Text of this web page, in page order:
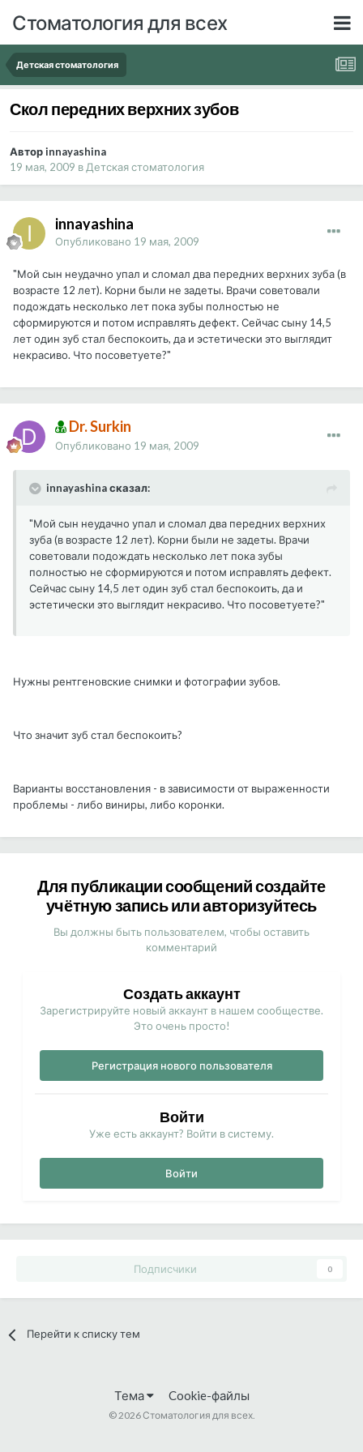
Стоматология для всех
Детская стоматология
Скол передних верхних зубов
Автор innayashina
19 мая, 2009 вДетская стоматология
innayashina
Опубликовано 19 мая, 2009
"Мой сын неудачно упал и сломал два передних верхних зуба (в
возрасте 12 лет). Корни были не задеты. Врачи советовали
подождать несколько лет пока зубы полностью не
сформируются и потом исправлять дефект. Сейчас сыну 14,5
лет один зуб стал беспокоить, да и эстетически это выглядит
некрасиво. Что посоветуете?"
Dr. Surkin
Опубликовано 19 мая, 2009
innayashina сказал:
"Мой сын неудачно упал и сломал два передних верхних
зуба (в возрасте 12 лет). Корни были не задеты. Врачи
советовали подождать несколько лет пока зубы
полностью не сформируются и потом исправлять дефект.
Сейчас сыну 14,5 лет один зуб стал беспокоить, да и
эстетически это выглядит некрасиво. Что посоветуете?"
Нужны рентгеновские снимки и фотографии зубов.
Что значит зуб стал беспокоить?
Варианты восстановления - в зависимости от выраженности
проблемы - либо виниры, либо коронки.
Для публикации сообщений создайте
учётную запись или авторизуйтесь
Вы должны быть пользователем, чтобы оставить
комментарий
Создать аккаунт
Зарегистрируйте новый аккаунт в нашем сообществе.
Это очень просто!
Регистрация нового пользователя
Войти
Уже есть аккаунт? Войти в систему.
Войти
Подписчики 0
Перейти к списку тем
Тема Cookie-файлы
©2026 Стоматология для всех.